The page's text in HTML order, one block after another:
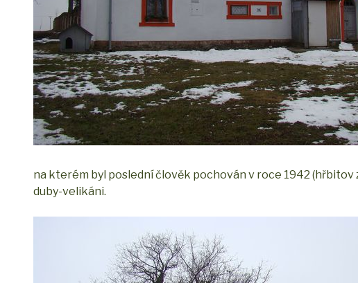
na kterém byl poslední člověk pochován v roce 1942
duby-velikáni.